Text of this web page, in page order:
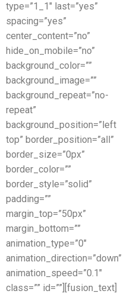
type=”1_1″ last=”yes”
spacing=”yes”
center_content=”no”
hide_on_mobile=”no”
background_color=””
background_image=””
background_repeat=”no-
repeat”
background_position=”left
top” border_position=”all”
border_size=”0px”
border_color=””
border_style=”solid”
padding=””
margin_top=”50px”
margin_bottom=””
animation_type=”0″
animation_direction=”down”
animation_speed=”0.1″
class=”” id=””][fusion_text]